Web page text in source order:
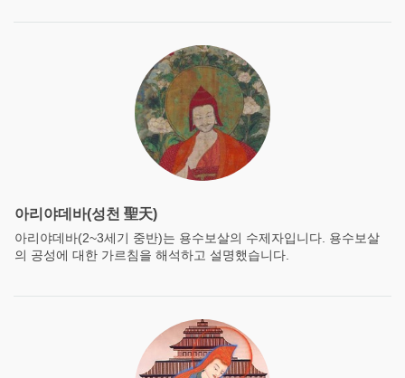
아리야데바(성천 聖天)
아리야데바(2~3세기 중반)는 용수보살의 수제자입니다. 용수보살
의 공성에 대한 가르침을 해석하고 설명했습니다.